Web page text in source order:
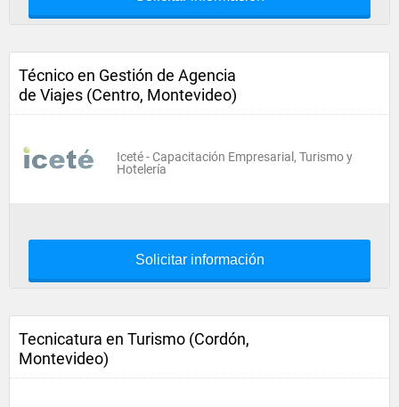
Técnico en Gestión de Agencia
de Viajes (Centro, Montevideo)
Iceté - Capacitación Empresarial, Turismo y
Hotelería
Solicitar información
Tecnicatura en Turismo (Cordón,
Montevideo)